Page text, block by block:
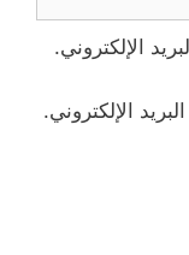
الإلكتروني.
الإلكتروني.